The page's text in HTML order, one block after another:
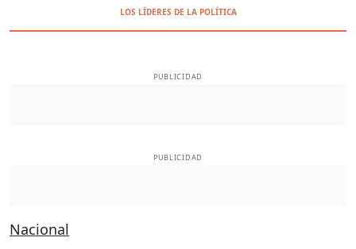
LOS LÍDERES DE LA POLÍTICA
PUBLICIDAD
PUBLICIDAD
Nacional